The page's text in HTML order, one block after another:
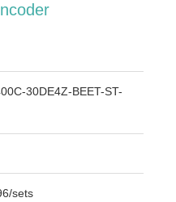
30DE4Z-BEET-ST-
sets